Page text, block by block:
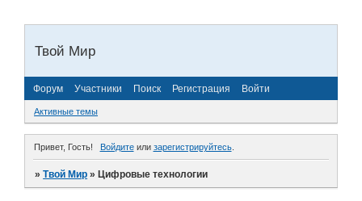
Твой Мир
Форум Участники Поиск Регистрация Войти
Активные темы
Привет, Гость! Войдитеили зарегистрируйтесь.
»Твой Мир »Цифровые технологии